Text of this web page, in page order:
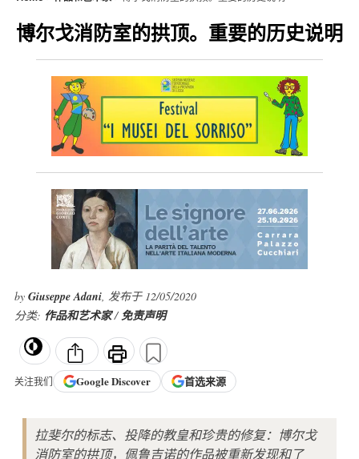
博尔戈消防室的拱顶。重要的历史说明
by Giuseppe Adani, 发布于 12/05/2020
分类: 作品和艺术家/免责声明
关注我们 GoogleDiscover 首选来源
拉斐尔的标志、投降的教皇和珍贵的修复：博尔戈
消防室的拱顶，佩鲁吉诺的作品被重新发现和了